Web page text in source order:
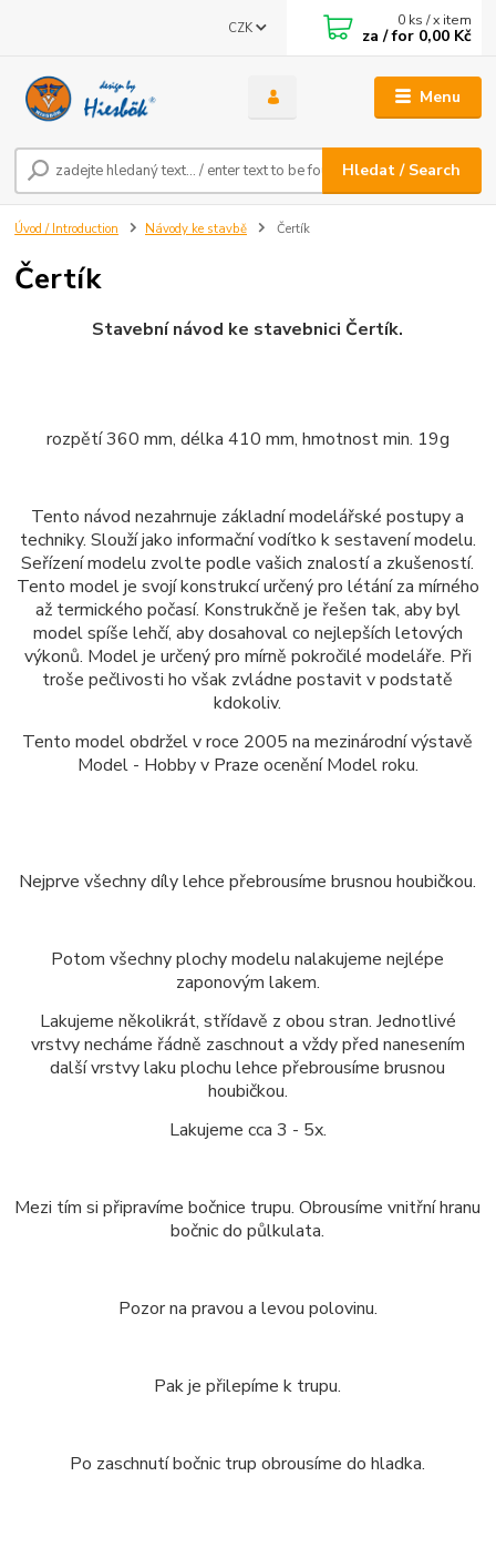
Menu
CZK
Hledat / Search
0 ks / x item
za / for 0,00 Kč
Úvod / Introduction Návody ke stavbě Čertík
Čertík
Stavební návod ke stavebnici Čertík.
rozpětí 360 mm, délka 410 mm, hmotnost min. 19g
Tento návod nezahrnuje základní modelářské postupy a
techniky. Slouží jako informační vodítko k sestavení modelu.
Seřízení modelu zvolte podle vašich znalostí a zkušeností.
Tento model je svojí konstrukcí určený pro létání za mírného
až termického počasí. Konstrukčně je řešen tak, aby byl
model spíše lehčí, aby dosahoval co nejlepších letových
výkonů. Model je určený pro mírně pokročilé modeláře. Při
troše pečlivosti ho však zvládne postavit v podstatě
kdokoliv.
Tento model obdržel v roce 2005 na mezinárodní výstavě
Model - Hobby v Praze ocenění Model roku.
Nejprve všechny díly lehce přebrousíme brusnou houbičkou.
Potom všechny plochy modelu nalakujeme nejlépe
zaponovým lakem.
Lakujeme několikrát, střídavě z obou stran. Jednotlivé
vrstvy necháme řádně zaschnout a vždy před nanesením
další vrstvy laku plochu lehce přebrousíme brusnou
houbičkou.
Lakujeme cca 3 - 5x.
Mezi tím si připravíme bočnice trupu. Obrousíme vnitřní hranu
bočnic do půlkulata.
Pozor na pravou a levou polovinu.
Pak je přilepíme k trupu.
Po zaschnutí bočnic trup obrousíme do hladka.